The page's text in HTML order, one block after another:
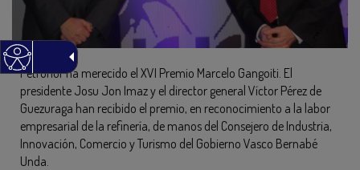
Petronor ha merecido el XVI Premio Marcelo Gangoiti. El
presidente Josu Jon Imaz y el director general Víctor Pérez de
Guezuraga han recibido el premio, en reconocimiento a la labor
empresarial de la refinería, de manos del Consejero de Industria,
Innovación, Comercio y Turismo del Gobierno Vasco Bernabé
Unda.